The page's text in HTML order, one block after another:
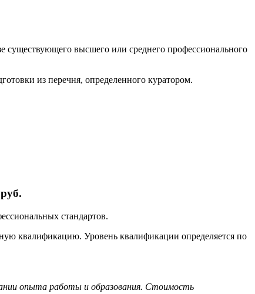
существующего высшего или среднего профессионального
из перечня, определенного куратором.
стандартов.
квалификацию. Уровень квалификации определяется по
опыта работы и образования. Стоимость